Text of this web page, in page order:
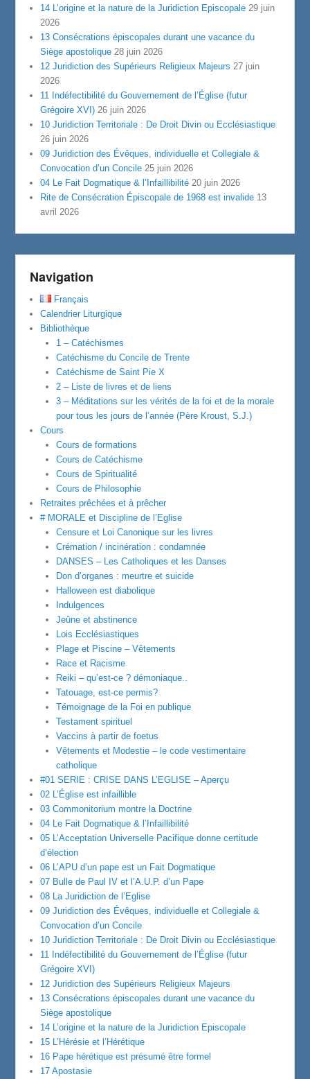
14 L’origine et la nature de la Juridiction Episcopale 29 juin
2026
13 Consécrations épiscopales durant une vacance du
Siège apostolique 28 juin 2026
12 Juridiction des Supérieurs Religieux Majeurs 27 juin
2026
11 Indéfectibilité du Gouvernement de l’Église (futur
Grégoire XVI) 26 juin 2026
10 Juridiction Territoriale : De Droit Divin ou Ecclésiastique
26 juin 2026
09 Juridiction des Évêques, individuelle et Collegiale &
Convocation d’un Concile 25 juin 2026
04 Le Fait Dogmatique & l’Infaillibilité 20 juin 2026
Rite de Consécration Épiscopale de 1968 est invalide 13
avril 2026
Navigation
Français
Calendrier Liturgique
Bibliothèque
1 – Catéchismes
Catéchisme du Concile de Trente
Catéchisme de Saint Pie X
2 – Liste de livres et de liens
3 – Méditations sur les vérités de la foi et de la morale
pour tous les jours de l’année (Père Kroust, S.J.)
Cours
Cours de formations
Cours de Catéchisme
Cours de Spiritualité
Cours de Philosophie
Retraites prêchées et à prêcher
# MORALE et Discipline de l’Eglise
Censure et Loi Canonique sur les livres
Crémation / incinération : condamnée
DANSES – Les Catholiques et les Danses
Don d’organes : meurtre et suicide
Halloween est diabolique
Indulgences
Jeûne et abstinence
Lois Ecclésiastiques
Plage et Piscine – Vêtements
Race et Racisme
Reiki – qu’est-ce ? démoniaque..
Tatouage, est-ce permis?
Témoignage de la Foi en publique
Testament spirituel
Vaccins à partir de foetus
Vêtements et Modestie – le code vestimentaire
catholique
#01 SERIE : CRISE DANS L’EGLISE – Aperçu
02 L’Église est infaillible
03 Commonitorium montre la Doctrine
04 Le Fait Dogmatique & l’Infaillibilité
05 L’Acceptation Universelle Pacifique donne certitude
d’élection
06 L’APU d’un pape est un Fait Dogmatique
07 Bulle de Paul IV et l’A.U.P. d’un Pape
08 La Juridiction de l’Eglise
09 Juridiction des Évêques, individuelle et Collegiale &
Convocation d’un Concile
10 Juridiction Territoriale : De Droit Divin ou Ecclésiastique
11 Indéfectibilité du Gouvernement de l’Église (futur
Grégoire XVI)
12 Juridiction des Supérieurs Religieux Majeurs
13 Consécrations épiscopales durant une vacance du
Siège apostolique
14 L’origine et la nature de la Juridiction Episcopale
15 L’Hérésie et l’Hérétique
16 Pape hérétique est présumé être formel
17 Apostasie